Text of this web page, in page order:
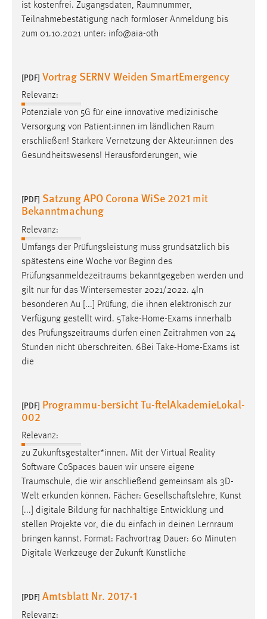
ist kostenfrei. Zugangsdaten, Raumnummer,
Teilnahmebestätigung nach formloser Anmeldung bis
zum 01.10.2021 unter: info@aia-oth
[PDF] Vortrag SERNV Weiden SmartEmergency
Relevanz:
Potenziale von 5G für eine innovative medizinische
Versorgung von Patient:innen im ländlichen Raum
erschließen! Stärkere Vernetzung der Akteur:innen des
Gesundheitswesens! Herausforderungen, wie
[PDF] Satzung APO Corona WiSe 2021 mit
Bekanntmachung
Relevanz:
Umfangs der Prüfungsleistung muss grundsätzlich bis
spätestens eine Woche vor Beginn des
Prüfungsanmeldezeitraums bekanntgegeben werden und
gilt nur für das Wintersemester 2021/2022. 4In
besonderen Au [...] Prüfung, die ihnen elektronisch zur
Verfügung gestellt wird. 5Take-Home-Exams innerhalb
des Prüfungszeitraums dürfen einen Zeitrahmen von 24
Stunden nicht überschreiten. 6Bei Take-Home-Exams ist
die
[PDF] Programmu-bersicht Tu-ftelAkademieLokal-
002
Relevanz:
zu Zukunftsgestalter*innen. Mit der Virtual Reality
Software CoSpaces bauen wir unsere eigene
Traumschule, die wir anschließend gemeinsam als 3D-
Welt erkunden können. Fächer: Gesellschaftslehre, Kunst
[...] digitale Bildung für nachhaltige Entwicklung und
stellen Projekte vor, die du einfach in deinen Lernraum
bringen kannst. Format: Fachvortrag Dauer: 60 Minuten
Digitale Werkzeuge der Zukunft Künstliche
[PDF] Amtsblatt Nr. 2017-1
Relevanz:
Matomo
Name:
Zweck:
Zugriffsstatistik
Cookie Laufzeit:
Max. 13 Monate
verwendet, um personalisierte Werbung anzuzeigen.
Sie tun dies, indem sie Besucher über Websites
hinweg verfolgen.
Google Ads
Name:
_gcl_au
Anbieter:
Google Ireland Limited
Zweck:
3 Monate
Facebook Pixel
Name:
_fbp
Anbieter:
Facebook
Zweck:
Conversion-Tracking